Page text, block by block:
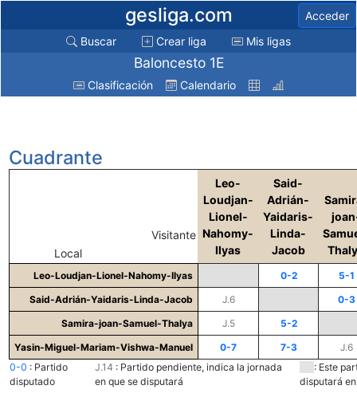
gesliga.com
Acceder
Buscar
Crear liga Mis ligas
Baloncesto 1E
Clasificación Calendario
Cuadrante
Visitante
Local
Leo-
Loudjan-
Lionel-
Nahomy-
Ilyas
Said-
Adrián-
Yaidaris-
Linda-
Jacob
Leo-Loudjan-Lionel-Nahomy-Ilyas 0-2
5-1
Said-Adrián-Yaidaris-Linda-Jacob
J.6
0-3
Samira-joan-Samuel-Thalya
J.5
5-2
Yasin-Miguel-Mariam-Vishwa-Manuel
0-7 7-3
J.6
0-0 : Partido
disputado
J.14 : Partido pendiente, indica la jornada
en que se disputará
: Este
disputará